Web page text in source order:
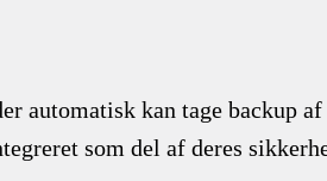
automatisk kan tage backup
som del af deres